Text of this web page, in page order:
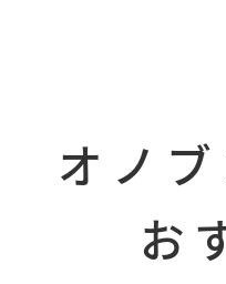
オノ
お